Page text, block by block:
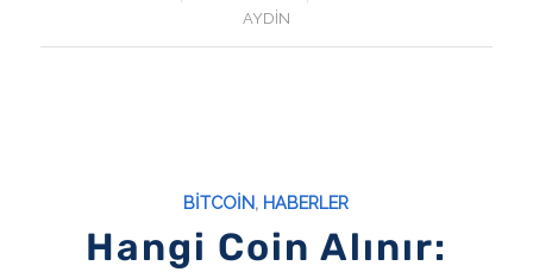
AYDIN
BITCOIN, HABERLER
Hangi Coin Alınır: